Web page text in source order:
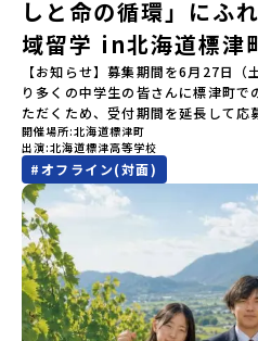
後の内容変更はできません。お申
違いにご注意ください。・宿泊に
度)で宿泊いただく予定です。・食
詳細なアレルギー対応希望にはお応
対応が必要な場合は必ず事前にご
参加できなくなった場合について
遠慮下さい。やむを得ないお取り消
ご連絡ください。・キャンセルポリ
しの場合、以下のルールに沿って対
ください。プログラム開催日の前
のご連絡日：お支払いいただく旅行
前：無料・20日目-8日目：20％・
開始日の前日：40％・プログラム
の不参加またはプログラム開始後
天候などの状況等によって開催を見
の場合は原則、開催日1週間前まで
行人数に達しなかった場合は、開
での参加にあたり、保護者様が特
のサポート体制」についても詳しく
からお気軽にご視聴ください。🎬 [
る]YouTube：https://youtu.be/
si=e5erbspvwz5O8_uF 【STEP 2
「大樹町」の内容を具体的に深掘
うえで、「大樹町では具体的に何を
という疑問にお答えする説明会です
や、2泊3日のプログラムの中身を
時： 5月13日(水) 19：00〜19：40内 容： 大樹町
ろ？プログラム詳細解説、質疑応
mirai.jp/events/002112お気軽に
けど大丈夫？」「どんな体験がで
や、中学生のみなさんの素朴な疑問
す。チャットでの質問も可能です
してご参加ください。▼お申し込み
自由時間の個人飲食費などの個人的
申し込み多数の場合は抽選の上決定
数の場合は、締め切り後1週間を目
す。【申し込み受付期間】6月1日
12：00まで疑問も不安もワクワク
ステップアップ説明会プログラム
申し込みを迷われている方向けに
ます。知りたい情報のレベルに合わ
活用ください。【STEP 1】全体オ
を公開中！）〜まずは「おためし地
全国20以上の地域から選んで参加で
体像や魅力について、説明会を開催
にあたり、保護者様が特に気にな
ト体制」についても詳しく解説して
軽にご視聴ください。🎬 [アーカイ
https://youtu.be/
を電気に変えた」場所！八幡平の
電気に変える「地球・自然にやさし
出す挑戦をしてきた町です。今回の
発電所から吹き出す地熱蒸気を使っ
できます。世界でここだけ！地球の
ーションのアートづくりをぜひ体験
平市は自然（山）の恵みを生かした
す。みなさんの地元の味とは違う「
しんでください🎵今回はこの大自
日本全国から集まる中学生や「平舘
と一緒にさまざまなアクティビティ
はないスペシャルな魅力がギュッ
を使いながら、まちの魅力を一緒
体になり「開拓者精神」を育む！「
は？今回のプログラムを一緒に過
いらだて）高校」の生徒たち。こ
しと命の循環」にふ
域留学 in北海道標津
【お知らせ】募集期間を6月27日
り多くの中学生の皆さんに標津町
ただくため、受付期間を延長して応
し込みのタイミングを逃してしまっ
ひ一歩踏み出してみませんか？※都
がございます。お早目にご応募く
------＼返還不要・3年間最大72万／
万円】の給付型奨学金～夢に向かっ
を応援！～ 詳細・条件はこち
----＜体験費・宿泊費が無料！＞一
が今も残る町！広大な自然と生き
まちの暮らしを一緒に体験してみ
らしが気になる。いつか留学して
開催場所 北海道標津町
出演 北海道標津高等学校
#オフライン(対面)